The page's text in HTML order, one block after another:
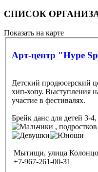
СПИСОК
Показать на карте
Арт-центр "Hype
Детский продюсерский
хип-хопу. Выступления
участие в фестивалях.
Брейк данс для детей 3-
,
Мытищи, улица
+7-967-261-00-31